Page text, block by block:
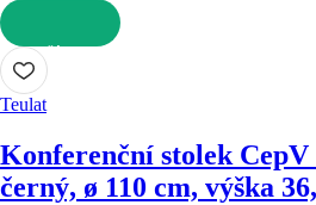
DO KOŠÍKU
Teulat
Konferenční stolek CepV
černý, ø 110 cm, výška